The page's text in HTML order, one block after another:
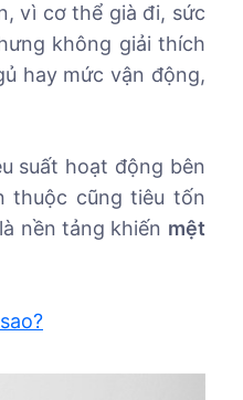
vì cơ thể già đi, sức
không giải thích
hay mức vận động,
suất hoạt động bên
thuộc cũng tiêu tốn
nền tảng khiến mệt